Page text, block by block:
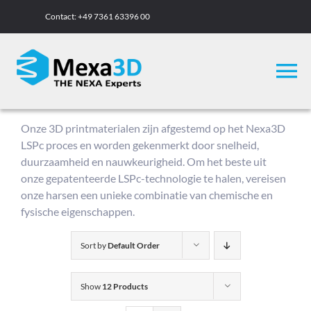
Contact:+49 7361 63396 00
Nexa3D
Onze 3D printmaterialen zijn afgestemd op het Nexa3D
LSPc proces en worden gekenmerkt door snelheid,
duurzaamheid en nauwkeurigheid. Om het beste uit
onze gepatenteerde LSPc-technologie te halen, vereisen
onze harsen een unieke combinatie van chemische en
fysische eigenschappen.
Sort byDefault Order
Show 12 Products